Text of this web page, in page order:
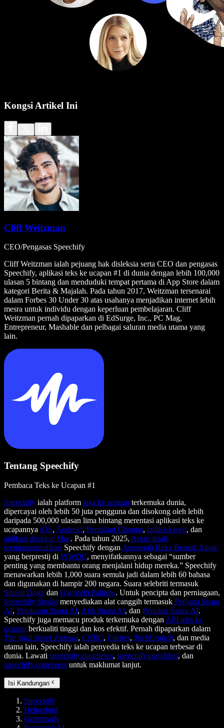
Kongsi Artikel Ini
Cliff Weitzman
CEO/Pengasas Speechify
Cliff Weitzman ialah pejuang hak disleksia serta CEO dan pengasas
Speechify, aplikasi teks ke ucapan #1 di dunia dengan lebih 100,000
ulasan 5 bintang dan menduduki tempat pertama di App Store dalam
kategori Berita & Majalah. Pada tahun 2017, Weitzman tersenarai
dalam Forbes 30 Under 30 atas usahanya menjadikan internet lebih
mesra untuk individu dengan keperluan pembelajaran. Cliff
Weitzman pernah dipaparkan di EdSurge, Inc., PC Mag,
Entrepreneur, Mashable dan pelbagai saluran media utama yang
lain.
Tentang Speechify
Pembaca Teks ke Ucapan #1
Speechify ialah platform teks ke ucapan terkemuka dunia,
dipercayai oleh lebih 50 juta pengguna dan disokong oleh lebih
daripada 500,000 ulasan lima bintang merentasi aplikasi teks ke
ucapannya iOS, Android, Pemalam Chrome, aplikasi web, dan
aplikasi desktop Mac. Pada tahun 2025, Apple telah
menganugerahkan Speechify dengan Anugerah Reka Bentuk Apple
yang berprestij di WWDC, menyifatkannya sebagai “sumber
penting yang membantu orang menjalani hidup mereka.” Speechify
menawarkan lebih 1,000 suara semula jadi dalam lebih 60 bahasa
dan digunakan di hampir 200 negara. Suara selebriti termasuk
Snoop Dogg dan Gwyneth Paltrow. Untuk pencipta dan perniagaan,
Speechify Studio menyediakan alat canggih termasuk Penjana Suara
AI, Penduaan Suara AI, Alih Suara AI, dan Penukar Suara AI.
Speechify juga memacu produk terkemuka dengan API teks ke
ucapan berkualiti tinggi dan kos efektif. Pernah dipaparkan dalam
The Wall Street Journal, CNBC, Forbes, TechCrunch, dan media
utama lain, Speechify ialah penyedia teks ke ucapan terbesar di
dunia. Lawati speechify.com/news, speechify.com/blog, dan
speechify.com/press untuk maklumat lanjut.
Isi Kandungan
Speechify
Helperbird
Grammarly